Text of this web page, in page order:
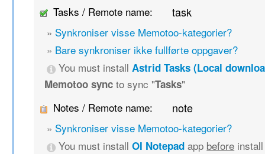
Tasks / Remote name:
task
» Synkroniser visse Memotoo-kategorier?
» Bare synkroniser ikke fullførte oppgaver?
You must installAstrid Tasks (Local
Memotoo sync to sync "Tasks"
Notes / Remote name:
note
» Synkroniser visse Memotoo-kategorier?
You must installOI Notepad app before